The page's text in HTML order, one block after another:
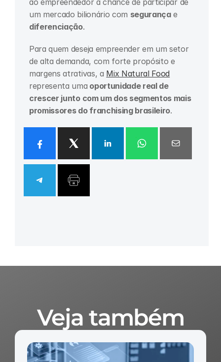
ao empreendedor a chance de participar de
um mercado bilionário com segurança
e
diferenciação.
Para quem deseja empreender em um setor
de alta demanda, com forte propósito e
margens atrativas, a Mix Natural Food
representa uma oportunidade real de
crescer junto com um dos segmentos mais
promissores do franchising brasileiro.
Veja também